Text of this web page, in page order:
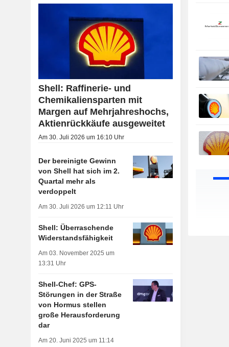
Shell: Raffinerie- und
Chemikaliensparten mit
Margen auf Mehrjahreshochs,
Aktienrückkäufe ausgeweitet
Am 30. Juli 2026 um 16:10 Uhr
Der bereinigte Gewinn
von Shell hat sich im 2.
Quartal mehr als
verdoppelt
Am 30. Juli 2026 um 12:11 Uhr
Shell: Überraschende
Widerstandsfähigkeit
Am 03. November 2025 um
13:31 Uhr
Shell-Chef: GPS-
Störungen in der Straße
von Hormus stellen
große Herausforderung
dar
Am 20. Juni 2025 um 11:14